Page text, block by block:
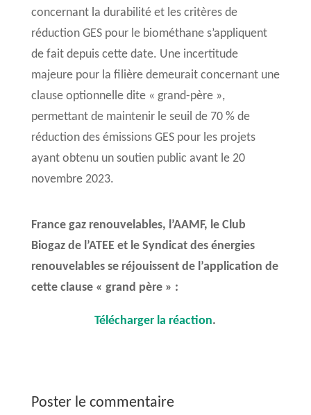
concernant la durabilité et les critères de
réduction GES pour le biométhane s’appliquent
de fait depuis cette date. Une incertitude
majeure pour la filière demeurait concernant une
clause optionnelle dite « grand-père »,
permettant de maintenir le seuil de 70 % de
réduction des émissions GES pour les projets
ayant obtenu un soutien public avant le 20
novembre 2023.
France gaz renouvelables, l’AAMF, le Club
Biogaz de l’ATEE et le Syndicat des énergies
renouvelables se réjouissent de l’application de
cette clause « grand père » :
Télécharger la réaction.
Poster le commentaire